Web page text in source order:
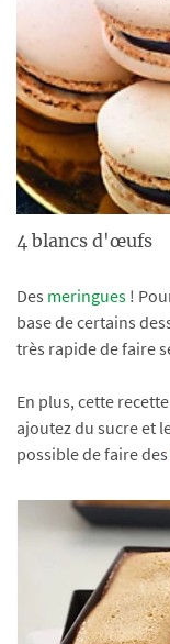
4 blancs d'œufs
Des meringues !
base de certains
très rapide de faire
En plus, cette
ajoutez du sucre et
possible de faire des